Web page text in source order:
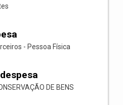
- Pessoa Física
DE BENS